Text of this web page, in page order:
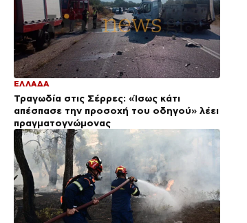
ΕΛΛΑΔΑ
Τραγωδία στις Σέρρες: «Ίσως κάτι
απέσπασε την προσοχή του οδηγού» λέει
πραγματογνώμονας